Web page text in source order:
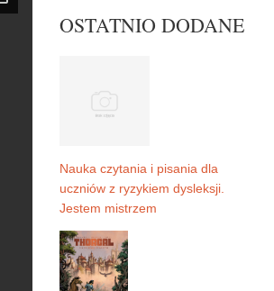
OSTATNIO DODANE
Nauka czytania i pisania dla
uczniów z ryzykiem dysleksji.
Jestem mistrzem